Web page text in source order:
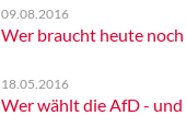
09.08.2016
Wer braucht heute noch
18.05.2016
Wer wählt die AfD - und